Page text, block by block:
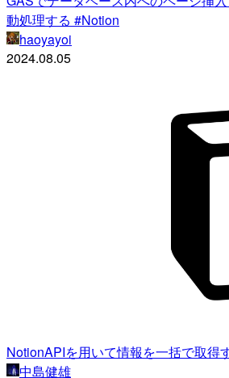
動処理する #Notion
haoyayoi
2024.08.05
NotionAPIを用いて情報を一括で取得
中島健雄